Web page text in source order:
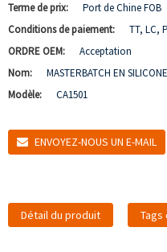
Terme de prix:
Port de Chine FOB
Conditions de paiement:
TT, LC,
ORDRE OEM:
Acceptation
Nom:
MASTERBATCH EN
Modèle:
CA1501
ENVOYEZ-NOUS UN E-MAIL
Détail du produit